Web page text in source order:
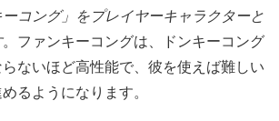
ーコング」をプレイヤーキャラクターと
。ファンキーコングは、ドンキーコング
ないほど高性能で、彼を使えば難しい
るようになります。